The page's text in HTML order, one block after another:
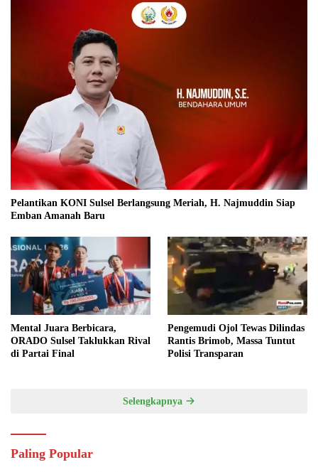
Pelantikan KONI Sulsel Berlangsung Meriah, H. Najmuddin Siap
Emban Amanah Baru
Mental Juara Berbicara,
ORADO Sulsel Taklukkan Rival
di Partai Final
Pengemudi Ojol Tewas Dilindas
Rantis Brimob, Massa Tuntut
Polisi Transparan
Selengkapnya
Paling Popular